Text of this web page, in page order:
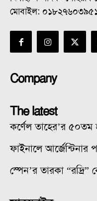
মোবাইল:
Company
The latest
কর্ণেল তাহের’র
ফাইনালে
স্পেন’র তারকা